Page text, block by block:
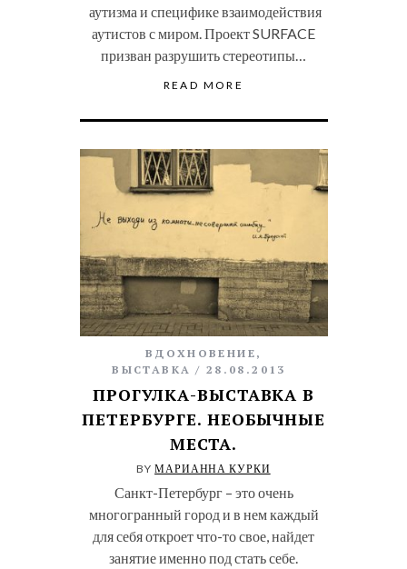
аутизма и специфике взаимодействия
аутистов с миром. Проект SURFACE
призван разрушить стереотипы…
READ MORE
ВДОХНОВЕНИЕ ,
ВЫСТАВКА
28.08.2013
ПРОГУЛКА-ВЫСТАВКА В
ПЕТЕРБУРГЕ. НЕОБЫЧНЫЕ
МЕСТА.
BYМАРИАННА КУРКИ
Санкт-Петербург – это очень
многогранный город и в нем каждый
для себя откроет что-то свое, найдет
занятие именно под стать себе.